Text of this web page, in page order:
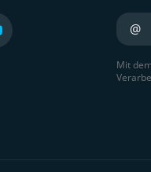
Ihre E-
Mit